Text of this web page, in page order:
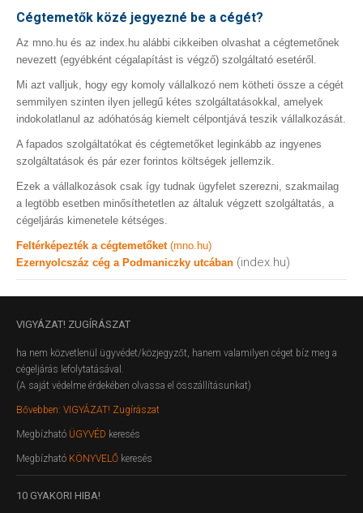
Cégtemetők közé jegyezné be a cégét?
Az mno.hu és az index.hu alábbi cikkeiben olvashat a cégtemetőnek
nevezett (egyébként cégalapítást is végző) szolgáltató esetéről.
Mi azt valljuk, hogy egy komoly vállalkozó nem kötheti össze a cégét
semmilyen szinten ilyen jellegű kétes szolgáltatásokkal, amelyek
indokolatlanul az adóhatóság kiemelt célpontjává teszik vállalkozását.
A fapados szolgáltatókat és cégtemetőket leginkább az ingyenes
szolgáltatások és pár ezer forintos költségek jellemzik.
Ezek a vállalkozások csak így tudnak ügyfelet szerezni, szakmailag
a legtöbb esetben minősíthetetlen az általuk végzett szolgáltatás, a
cégeljárás kimenetele kétséges.
Feltérképezték a cégtemetőket (mno.hu)
Ezernyolcszáz cég a Podmaniczky utcában (index.hu)
VIGYÁZAT! ZUGÍRÁSZAT
ha nem közvetlenül ügyvédet/közjegyzőt, hanem valamilyen céget bíz meg a
cégeljárás lefolytatásával.
(A saját védelme érdekében olvassa el összállításunkat)
Bővebben: VIGYÁZAT! Zugírászat
Megbízható ÜGYVÉD keresés
Megbízható KÖNYVELŐ keresés
10 GYAKORI HIBA!